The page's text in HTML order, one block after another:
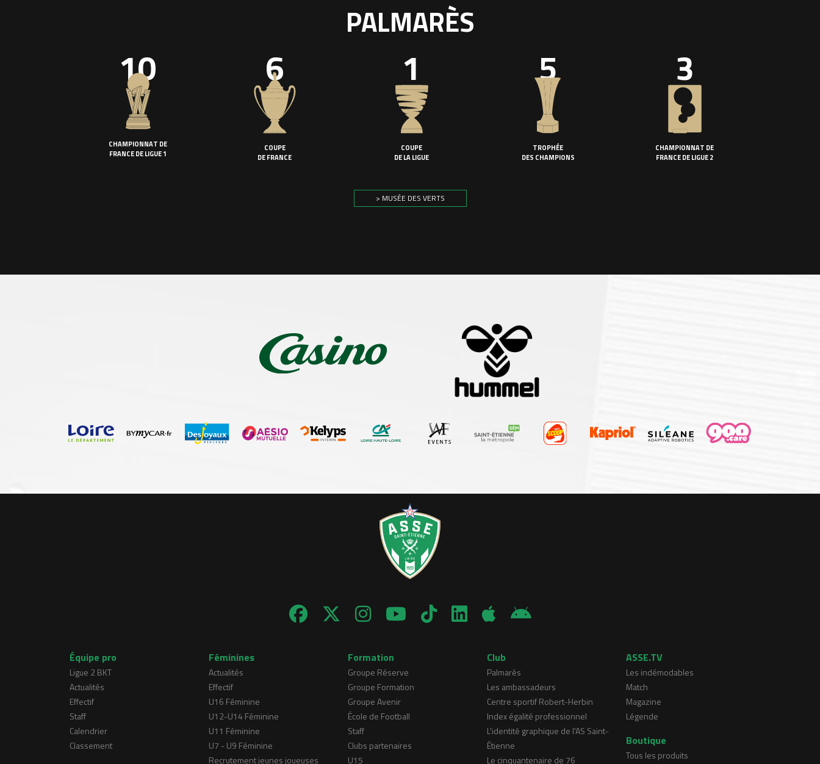
PALMARÈS
10
CHAMPIONNAT DE
FRANCE DE LIGUE 1
6
COUPE
DE FRANCE
1
COUPE
DE LA LIGUE
5
TROPHÉE
DES CHAMPIONS
3
CHAMPIONNAT DE
FRANCE DE LIGUE 2
> MUSÉE DES VERTS
Équipe pro
Ligue 2 BKT
Actualités
Effectif
Staff
Calendrier
Classement
Féminines
Actualités
Effectif
U16 Féminine
U12-U14 Féminine
U11 Féminine
U7 - U9 Féminine
Recrutement jeunes joueuses
Formation
Groupe Réserve
Groupe Formation
Groupe Avenir
École de Football
Staff
Clubs partenaires
U15
Club
Palmarès
Les ambassadeurs
Centre sportif Robert-Herbin
Index égalité professionnel
L'identité graphique de l'AS Saint-
Étienne
Le cinquantenaire de 76
ASSE.TV
Les indémodables
Match
Magazine
Légende
Boutique
Tous les produits